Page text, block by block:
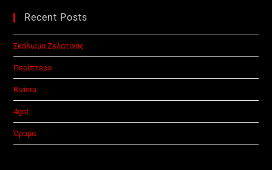
Recent Posts
Σκάλωμα Ζελατίνας
Περίπτερο
Riviera
4got
Όραμα